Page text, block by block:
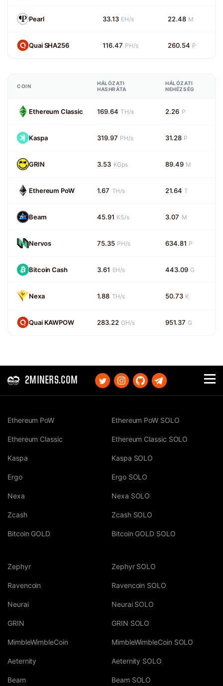
Pearl 33.13 EH/s 22.48 M
Quai SHA256 116.47 PH/s 260.54 P
COIN
HÁLÓZATI
HASHRÁTA
HÁLÓZATI
NEHÉZSÉG
Ethereum Classic 169.64 TH/s 2.26 P
Kaspa 319.97 PH/s 31.28 P
GRIN 3.53 KGps 89.49 M
Ethereum PoW 1.67 TH/s 21.64 T
Beam 45.91 KS/s 3.07 M
Nervos 75.35 PH/s 634.81 P
Bitcoin Cash 3.61 EH/s 443.09 G
Nexa 1.88 TH/s 50.73 K
Quai KAWPOW 283.22 GH/s 951.37 G
2MINERS.COM
Ethereum PoW
Ethereum Classic
Kaspa
Ergo
Nexa
Zcash
Bitcoin GOLD
Ethereum PoW SOLO
Ethereum Classic SOLO
Kaspa SOLO
Ergo SOLO
Nexa SOLO
Zcash SOLO
Bitcoin GOLD SOLO
Zephyr
Ravencoin
Neurai
GRIN
MimbleWimbleCoin
Aeternity
Beam
Zephyr SOLO
Ravencoin SOLO
Neurai SOLO
GRIN SOLO
MimbleWimbleCoin SOLO
Aeternity SOLO
Beam SOLO